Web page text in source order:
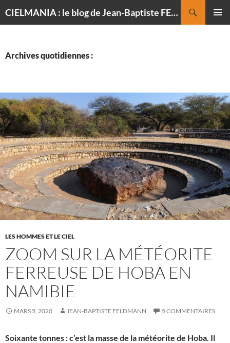
CIELMANIA : le blog de Jean-Baptiste FELDMANN, photographe du ciel
Archives quotidiennes :
LES HOMMES ET LE CIEL
ZOOM SUR LA MÉTÉORITE
FERREUSE DE HOBA EN
NAMIBIE
MARS 5, 2020 JEAN-BAPTISTE FELDMANN 5 COMMENTAIRES
Soixante tonnes : c’est la masse de la météorite de Hoba. Il